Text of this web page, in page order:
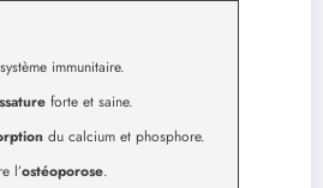
immunitaire.
forte et saine.
du calcium et phosphore.
l’ostéoporose.